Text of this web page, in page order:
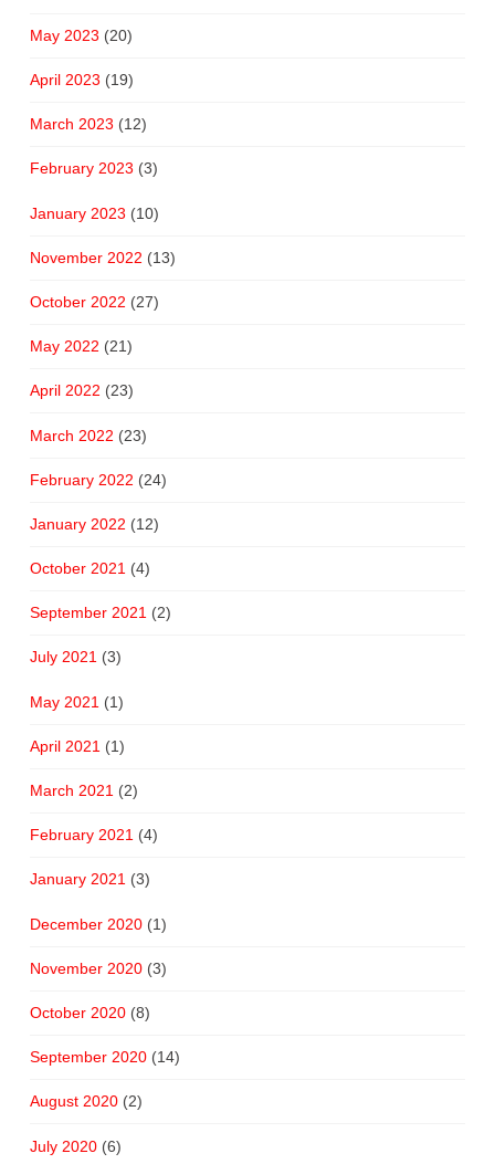
May 2023 (20)
April 2023 (19)
March 2023 (12)
February 2023 (3)
January 2023 (10)
November 2022 (13)
October 2022 (27)
May 2022 (21)
April 2022 (23)
March 2022 (23)
February 2022 (24)
January 2022 (12)
October 2021 (4)
September 2021(2)
July 2021(3)
May 2021 (1)
April 2021 (1)
March 2021 (2)
February 2021 (4)
January 2021(3)
December 2020(1)
November 2020(3)
October 2020(8)
September 2020(14)
August 2020(2)
July 2020(6)